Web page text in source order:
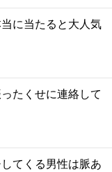
に当たると大人気
たくせに連絡して
てくる男性は脈あ